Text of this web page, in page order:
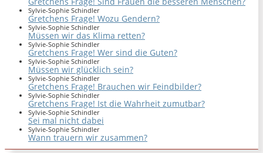
Sylvie-Sophie Schindler
Gretchens Frage! Wozu Gendern?
Sylvie-Sophie Schindler
Müssen wir das Klima retten?
Sylvie-Sophie Schindler
Gretchens Frage! Wer sind die Guten?
Sylvie-Sophie Schindler
Müssen wir glücklich sein?
Sylvie-Sophie Schindler
Gretchens Frage! Brauchen wir Feindbilder?
Sylvie-Sophie Schindler
Gretchens Frage! Ist die Wahrheit zumutbar?
Sylvie-Sophie Schindler
Sei mal nicht dabei
Sylvie-Sophie Schindler
Wann trauern wir zusammen?